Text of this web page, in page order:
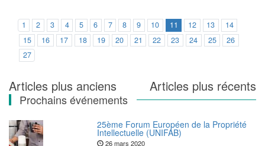
1 2 3 4 5 6 7 8 9 10 11 12 13
14
15
16 17 18 19 20 21 22 23 24 25
26
27
Navigation
des
articles
Articles plus anciens Articles plus récents
Prochains événements
25ème Forum Européen de la Propriété
Intellectuelle (UNIFAB)
26 mars 2020